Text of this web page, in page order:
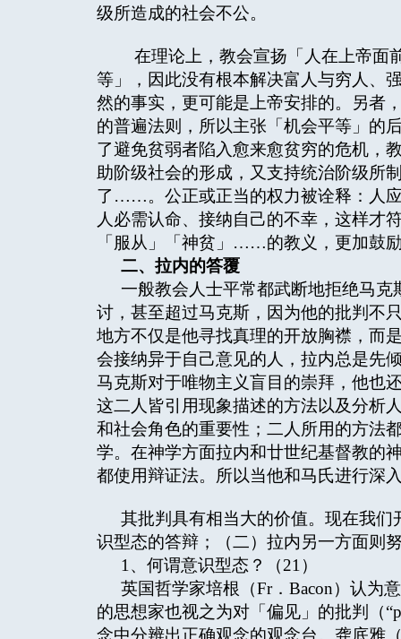
级所造成的社会不公。
在理论上，教会宣扬「人在上帝面
等」，因此没有根本解决富人与穷人、
然的事实，更可能是上帝安排的。另者
的普遍法则，所以主张「机会平等」的
了避免贫弱者陷入愈来愈贫穷的危机，
助阶级社会的形成，又支持统治阶级所
了……。公正或正当的权力被诠释：人
人必需认命、接纳自己的不幸，这样才
「服从」「神贫」……的教义，更加鼓
二、拉内的答覆
一般教会人士平常都武断地拒绝马
讨，甚至超过马克斯，因为他的批判不
地方不仅是他寻找真理的开放胸襟，而
会接纳异于自己意见的人，拉内总是先
马克斯对于唯物主义盲目的崇拜，他也
这二人皆引用现象描述的方法以及分析
和社会角色的重要性；二人所用的方法
学。在神学方面拉内和廿世纪基督教的
都使用辩证法。所以当他和马氏进行深
其批判具有相当大的价值。现在我
识型态的答辩；（二）拉内另一方面则
1、何谓意识型态？（21）
英国哲学家培根（Fr．Bacon）认为
的思想家也视之为对「偏见」的批判（
念中分辨出正确观念的观念台。龚底雅